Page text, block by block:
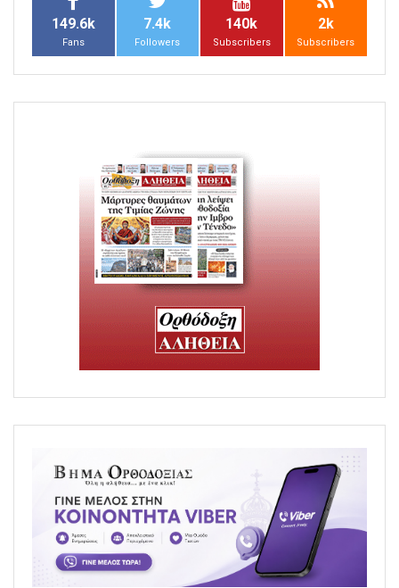
149.6k
Fans
7.4k
Followers
140k
Subscribers
2k
Subscribers